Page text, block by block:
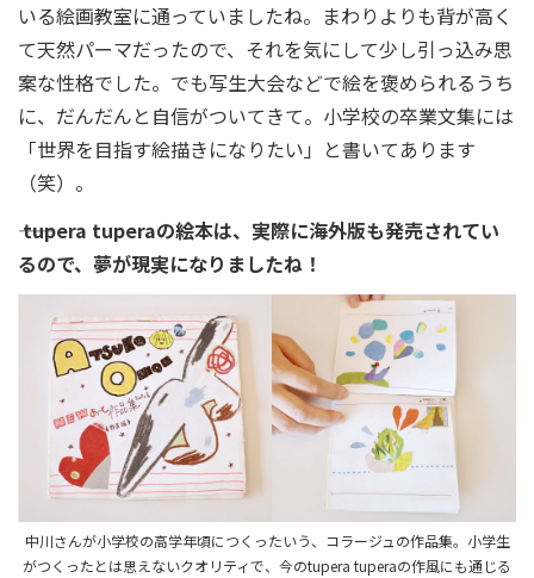
いる絵画教室に通っていましたね。まわりよりも背が高く
て天然パーマだったので、それを気にして少し引っ込み思
案な性格でした。でも写生大会などで絵を褒められるうち
に、だんだんと自信がついてきて。小学校の卒業文集には
「世界を目指す絵描きになりたい」と書いてあります
（笑）。
―― tupera tuperaの絵本は、実際に海外版も発売されてい
るので、夢が現実になりましたね！
中川さんが小学校の高学年頃につくったいう、コラージュの作品集。小学生
がつくったとは思えないクオリティで、今のtupera tuperaの作風にも通じる